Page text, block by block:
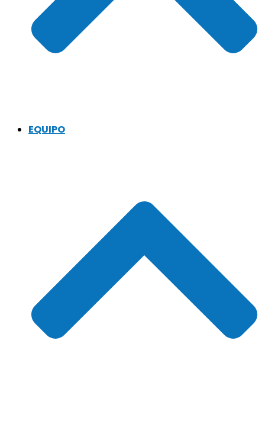
EQUIPO